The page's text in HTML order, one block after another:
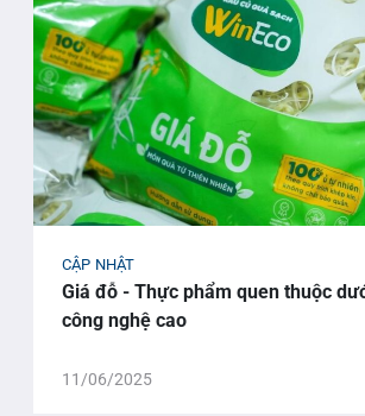
CẬP NHẬT
Giá đỗ - Thực phẩm quen thuộc
công nghệ cao
11/06/2025